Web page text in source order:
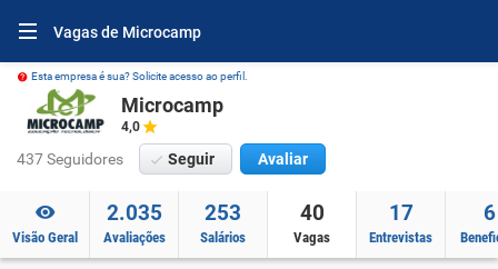
Vagas de Microcamp
Esta empresa é sua? Solicite acesso ao perfil.
Microcamp
4,0
437 Seguidores Seguir Avaliar
Visão Geral
2.035
Avaliações
253
Salários
40
Vagas
17
Entrevistas
6